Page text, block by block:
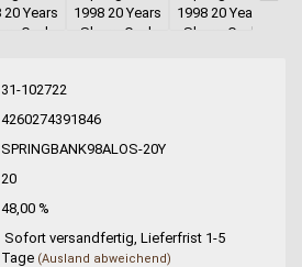
31-102722
4260274391846
SPRINGBANK98ALOS-20Y
20
48,00 %
Sofort versandfertig, Lieferfrist 1-5
Tage (Ausland abweichend)